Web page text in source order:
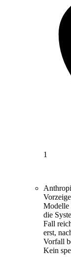
1
Modelle
die
Fall
erst,
Vorfall
Kein